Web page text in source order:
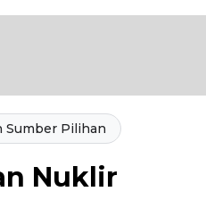
Sumber Pilihan
Nuklir